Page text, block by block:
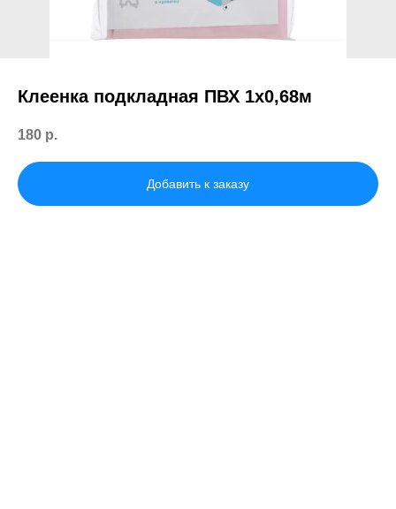
Клеенка подкладная ПВХ 1х0,68м
180 р.
Добавить к заказу